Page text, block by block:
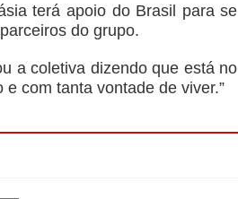
terá apoio do Brasil para se
do grupo.
a coletiva dizendo que está no
com tanta vontade de viver.”